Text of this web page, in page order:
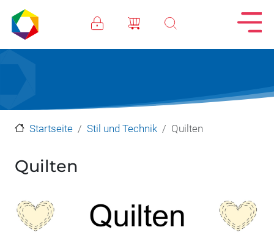
Direkt zum Inhalt
Startseite Stil und Technik Quilten
Quilten